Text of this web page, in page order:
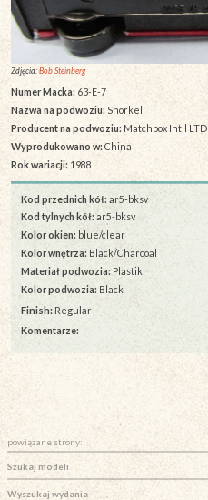
Zdjęcia:Bob Steinberg
Numer Macka: 63-E-7
Nazwa na podwoziu: Snorkel
Producent na podwoziu: Matchbox Int'l LTD
Wyprodukowano w: China
Rok wariacji: 1988
Kod przednich kół: ar5-bksv
Kod tylnych kół:ar5-bksv
Kolor okien: blue/clear
Kolor wnętrza: Black/Charcoal
Materiał podwozia: Plastik
Kolor podwozia: Black
Finish: Regular
Komentarze:
powiązane strony:
Szukaj modeli
Wyszukaj wydania